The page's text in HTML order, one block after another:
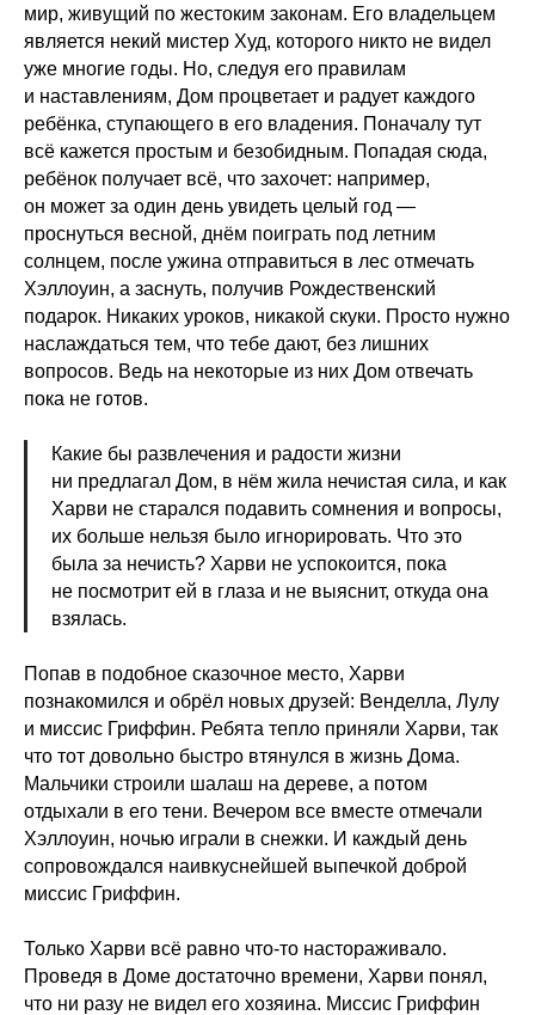
мир, живущий по жестоким законам. Его владельцем
является некий мистер Худ, которого никто не видел
уже многие годы. Но, следуя его правилам
и наставлениям, Дом процветает и радует каждого
ребёнка, ступающего в его владения. Поначалу тут
всё кажется простым и безобидным. Попадая сюда,
ребёнок получает всё, что захочет: например,
он может за один день увидеть целый год —
проснуться весной, днём поиграть под летним
солнцем, после ужина отправиться в лес отмечать
Хэллоуин, а заснуть, получив Рождественский
подарок. Никаких уроков, никакой скуки. Просто нужно
наслаждаться тем, что тебе дают, без лишних
вопросов. Ведь на некоторые из них Дом отвечать
пока не готов.
Какие бы развлечения и радости жизни
ни предлагал Дом, в нём жила нечистая сила, и как
Харви не старался подавить сомнения и вопросы,
их больше нельзя было игнорировать. Что это
была за нечисть? Харви не успокоится, пока
не посмотрит ей в глаза и не выяснит, откуда она
взялась.
Попав в подобное сказочное место, Харви
познакомился и обрёл новых друзей: Венделла, Лулу
и миссис Гриффин. Ребята тепло приняли Харви, так
что тот довольно быстро втянулся в жизнь Дома.
Мальчики строили шалаш на дереве, а потом
отдыхали в его тени. Вечером все вместе отмечали
Хэллоуин, ночью играли в снежки. И каждый день
сопровождался наивкуснейшей выпечкой доброй
миссис Гриффин.
Только Харви всё равно что-то настораживало.
Проведя в Доме достаточно времени, Харви понял,
что ни разу не видел его хозяина. Миссис Гриффин